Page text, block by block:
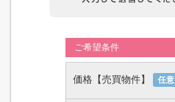
ご希望条件
価格【売買物件】 任意